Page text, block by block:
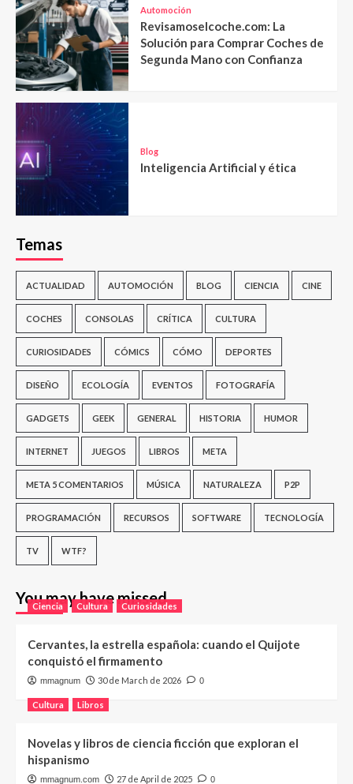
Automoción
Revisamoselcoche.com: La
Solución para Comprar Coches de
Segunda Mano con Confianza
Blog
Inteligencia Artificial y ética
Temas
ACTUALIDAD AUTOMOCIÓN BLOG CIENCIA CINE
COCHES CONSOLAS CRÍTICA CULTURA
CURIOSIDADES CÓMICS CÓMO DEPORTES
DISEÑO ECOLOGÍA EVENTOS FOTOGRAFÍA
GADGETS GEEK GENERAL HISTORIA HUMOR
INTERNET JUEGOS LIBROS META
META 5 COMENTARIOS MÚSICA NATURALEZA P2P
PROGRAMACIÓN RECURSOS SOFTWARE TECNOLOGÍA
TV WTF?
You may have missed
Ciencia Cultura Curiosidades
Cervantes, la estrella española: cuando el Quijote
conquistó el firmamento
mmagnum 30 de March de 2026 0
Cultura Libros
Novelas y libros de ciencia ficción que exploran el
hispanismo
mmagnum.com 27 de April de 2025 0